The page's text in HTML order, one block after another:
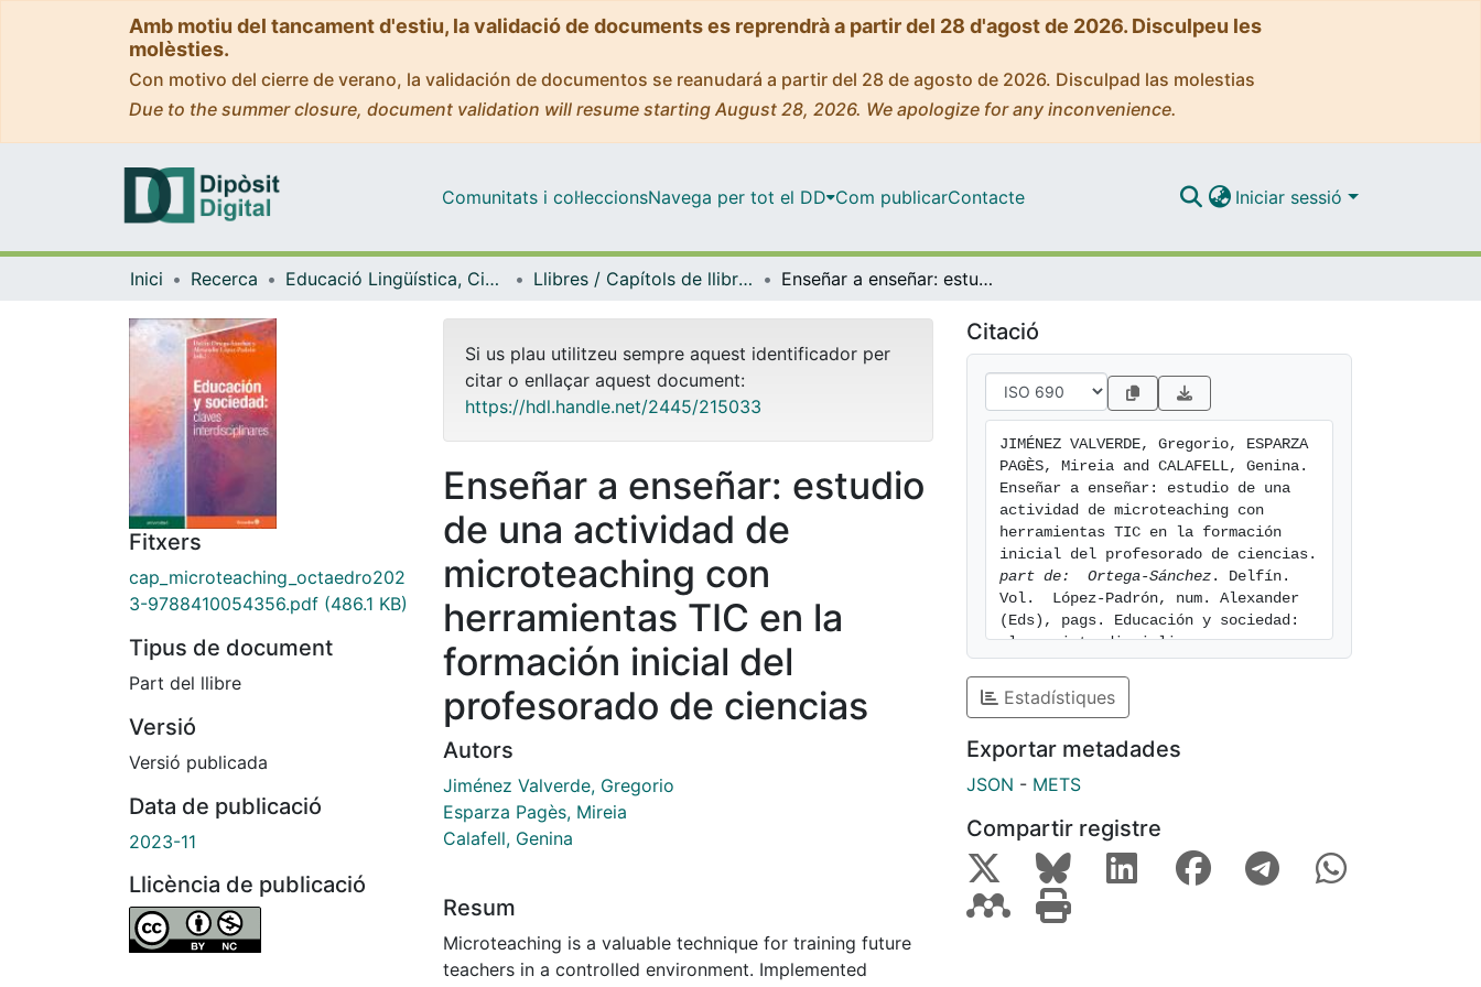
Amb motiu del tancament d'estiu, la validació de documents es reprendrà a partir del 28 d'agost de 2026. Disculpeu les
molèsties.
Con motivo del cierre de verano, la validación de documentos se reanudará a partir del 28 de agosto de 2026. Disculpad las molestias
Due to the summer closure, document validation will resume starting August 28, 2026. We apologize for any inconvenience.
Comunitats i col·leccionsNavega per tot el DD Com publicarContacte Iniciar sessió
Inici Recerca Educació Lingüística, Científica i Matemàtica Llibres / Capítols de llibre (Educació Lingüística, Científica i Matemàtica) Enseñar a enseñar: estudio de una actividad de microteaching con herramientas TIC en la formación inicial del profesorado de ciencias
Fitxers
cap_microteaching_octaedro202
3-9788410054356.pdf (486.1 KB)
Tipus de document
Part del llibre
Versió
Versió publicada
Data de publicació
2023-11
Llicència de publicació
Si us plau utilitzeu sempre aquest identificador per
citar o enllaçar aquest document:
https://hdl.handle.net/2445/215033
Enseñar a enseñar: estudio
de una actividad de
microteaching con
herramientas TIC en la
formación inicial del
profesorado de ciencias
Autors
Jiménez Valverde, Gregorio
Esparza Pagès, Mireia
Calafell, Genina
Resum
Microteaching is a valuable technique for training future
teachers in a controlled environment. Implemented
Citació
JIMÉNEZ VALVERDE, Gregorio, ESPARZA
PAGÈS, Mireia and CALAFELL, Genina.
Enseñar a enseñar: estudio de una
actividad de microteaching con
herramientas TIC en la formación
part de:  Ortega-Sánchez . Delfín.
Vol.  López-Padrón, num. Alexander
(Eds), pags. Educación y sociedad:
claves interdisciplinares.
Available at:
https://hdl.handle.net/2445/215033
Estadístiques
Exportar metadades
JSON - METS
Compartir registre